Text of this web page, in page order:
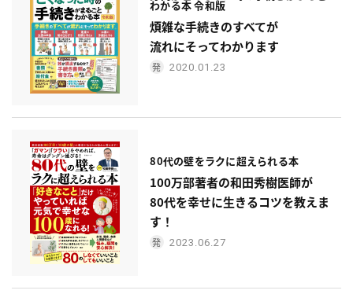
わかる本 令和版
煩雑な手続きのすべてが
流れにそってわかります
2020.01.23
80代の壁をラクに超えられる本
100万部著者の和田秀樹医師が
80代を幸せに生きるコツを教えま
す！
2023.06.27